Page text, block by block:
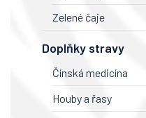
Zelené čaje
Doplňky stravy
Čínská medicína
Houby a řasy